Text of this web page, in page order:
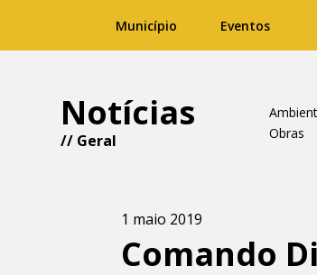
Município Eventos
Notícias
// Geral
Obras
1 maio 2019
Comando